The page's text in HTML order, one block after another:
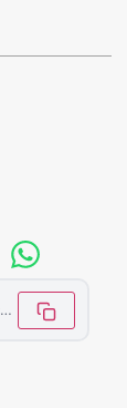
https://letemoinhaiti.com/rhode-island-avec-toi/